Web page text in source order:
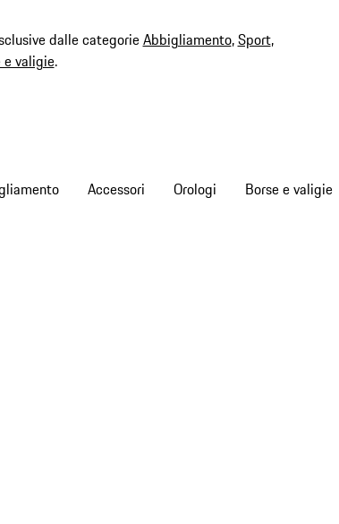
dalle categorieAbbigliamento,Sport,
e valigie.
Accessori Orologi Borse e valigie